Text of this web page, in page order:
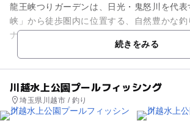
龍王峡つりガーデンは、日光・鬼怒川を代
峡」から徒歩圏内に位置する、自然豊かな釣
ナ、ヤマメ、ニジマスなどを自分で釣り、そ
して味わえる体験をお楽しみい...
続きをみる
川越水上公園プールフィッシング
埼玉県川越市 / 釣り